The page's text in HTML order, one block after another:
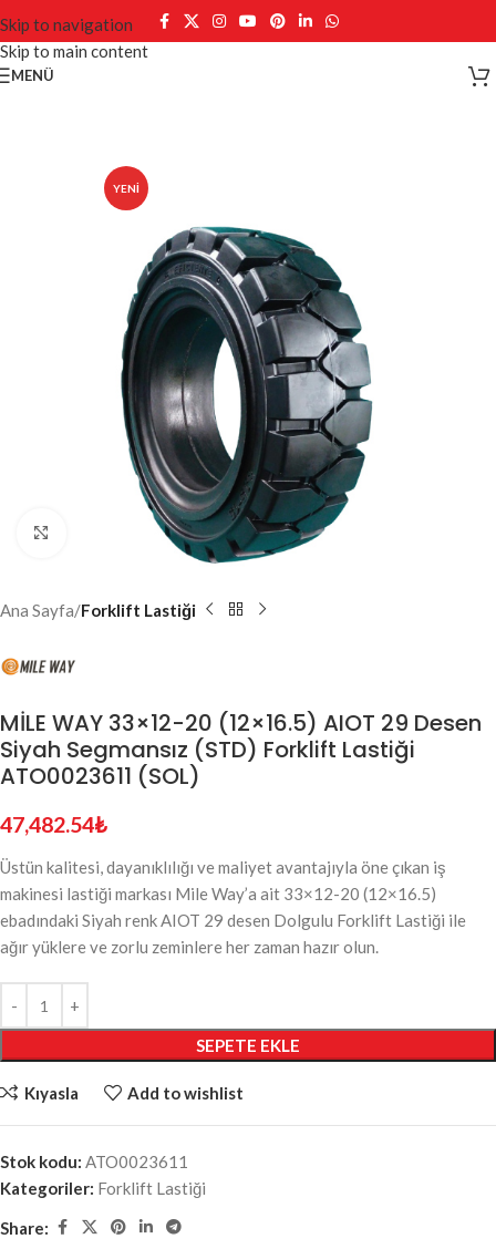
Skip to navigation
Skip to main content
MENÜ
YENI
Click to enlarge
Ana Sayfa Forklift Lastiği
MİLE WAY 33×12-20 (12×16.5) AIOT 29 Desen
Siyah Segmansız (STD) Forklift Lastiği
ATO0023611 (SOL)
47,482.54₺
Üstün kalitesi, dayanıklılığı ve maliyet avantajıyla öne çıkan iş
makinesi lastiği markası Mile Way’a ait 33×12-20 (12×16.5)
ebadındaki Siyah renk AIOT 29 desen Dolgulu Forklift Lastiği ile
ağır yüklere ve zorlu zeminlere her zaman hazır olun.
SEPETE EKLE
Kıyasla Add to wishlist
Stok kodu: ATO0023611
Kategoriler: Forklift Lastiği
Share: